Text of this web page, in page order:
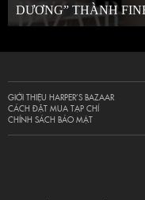
DƯƠNG” THÀNH
GIỚI THIỆU HARPER’S BAZAAR
CÁCH ĐẶT MUA TẠP CHÍ
CHÍNH SÁCH BẢO MẬT